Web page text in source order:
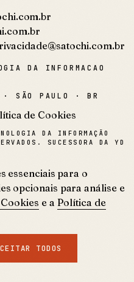
DA INFORMACAO
· SÃO PAULO · BR
de Cookies
DA INFORMAÇÃO
SUCESSORA DA YD
essenciais para o
opcionais para análise e
e a Política de
TODOS